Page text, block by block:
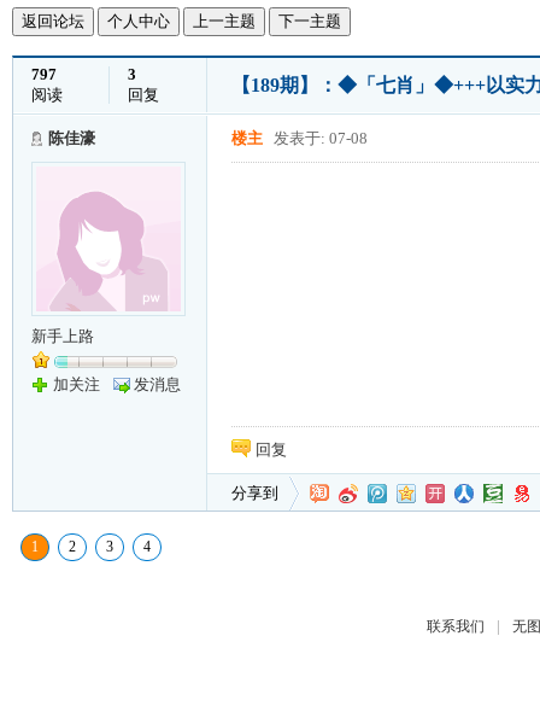
返回论坛 个人中心 上一主题 下一主题
797
阅读
3
回复
【189期】：◆「七肖」◆+++以实
陈佳濠
新手上路
加关注 发消息
楼主 发表于: 07-08
回复
分享到
1 2 3 4
联系我们 | 无